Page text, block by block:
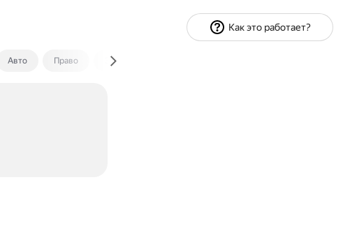
Авто Право Экономика и финансы
Как это работает?